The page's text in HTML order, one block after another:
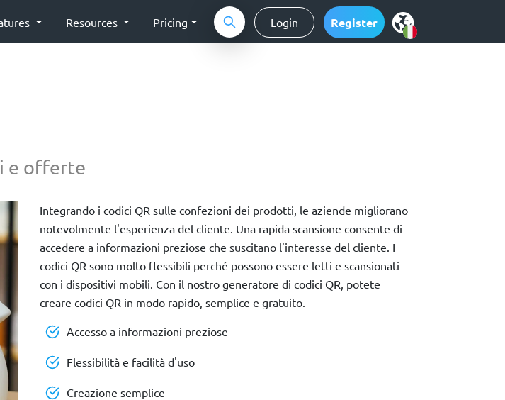
Resources Pricing Login Register
e offerte
Integrando i codici QR sulle confezioni dei prodotti, le aziende migliorano
notevolmente l'esperienza del cliente. Una rapida scansione consente di
accedere a informazioni preziose che suscitano l'interesse del cliente. I
codici QR sono molto flessibili perché possono essere letti e scansionati
con i dispositivi mobili. Con il nostro generatore di codici QR, potete
creare codici QR in modo rapido, semplice e gratuito.
Accesso a informazioni preziose
Flessibilità e facilità d'uso
Creazione semplice